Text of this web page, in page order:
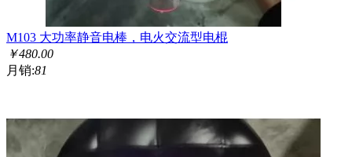
M103 大功率静音电棒，电火交流型电棍
￥480.00
月销:81